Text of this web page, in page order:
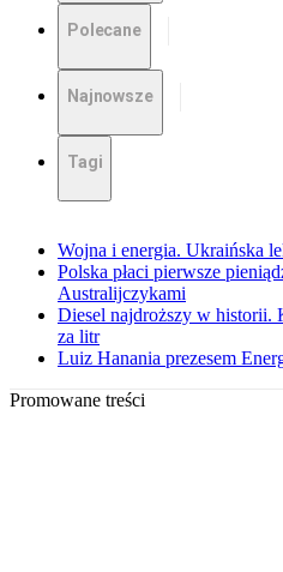
Polecane
Najnowsze
Tagi
Wojna i energia. Ukraińska
Polska płaci pierwsze
Australijczykami
Diesel najdroższy w historii.
za litr
Luiz Hanania prezesem
Promowane treści